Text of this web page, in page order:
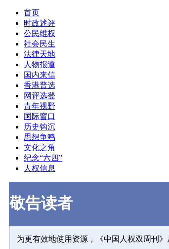
首页
时政述评
公民维权
社会民生
法律天地
人物报道
国内来信
香港普选
网评选登
青年视野
国际窗口
历史钩沉
思想争鸣
文化之角
纪念“六四”
人权信息
敬告读者
为更有效地使用资源，《中国人权双周刊